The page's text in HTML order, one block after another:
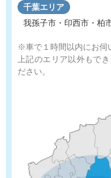
千葉エリア
我孫子市・印西市・柏
※車で１時間以内にお伺
上記のエリア以外もで
ださい。